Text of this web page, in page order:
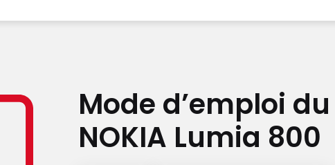
Mode d’emploi
NOKIA Lumia 800